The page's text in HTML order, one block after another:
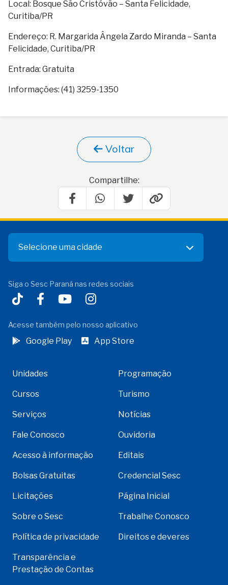
Local: Bosque São Cristóvão – Santa Felicidade,
Curitiba/PR
Endereço: R. Margarida Ângela Zardo Miranda – Santa
Felicidade, Curitiba/PR
Entrada: Gratuita
Informações: (41) 3259-1350
Voltar
Compartilhe:
Selecione uma cidade
Siga o Sesc Paraná nas redes sociais
Acesse também pelo nosso aplicativo
Google Play App Store
Unidades Programação
Cursos Turismo
Serviços Notícias
Fale Conosco Ouvidoria
Acesso à informação Editais
Bolsas Gratuitas Credencial Sesc
Licitações Página Inicial
Sobre o Sesc Trabalhe Conosco
Política de privacidade Direitos e deveres
Transparência e
Prestação de Contas